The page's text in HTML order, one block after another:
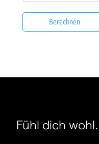
Fühl dich wohl.